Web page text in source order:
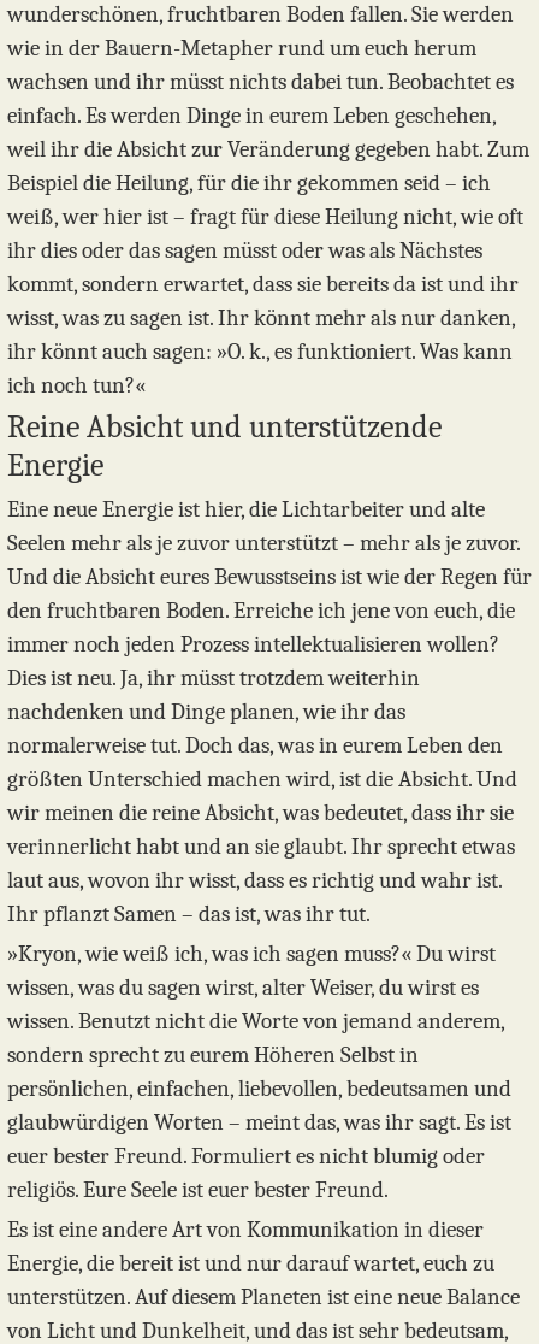
wunderschönen, fruchtbaren Boden fallen. Sie werden
wie in der Bauern-Metapher rund um euch herum
wachsen und ihr müsst nichts dabei tun. Beobachtet es
einfach. Es werden Dinge in eurem Leben geschehen,
weil ihr die Absicht zur Veränderung gegeben habt. Zum
Beispiel die Heilung, für die ihr gekommen seid – ich
weiß, wer hier ist – fragt für diese Heilung nicht, wie oft
ihr dies oder das sagen müsst oder was als Nächstes
kommt, sondern erwartet, dass sie bereits da ist und ihr
wisst, was zu sagen ist. Ihr könnt mehr als nur danken,
ihr könnt auch sagen: »O. k., es funktioniert. Was kann
ich noch tun?«
Reine Absicht und unterstützende
Energie
Eine neue Energie ist hier, die Lichtarbeiter und alte
Seelen mehr als je zuvor unterstützt – mehr als je zuvor.
Und die Absicht eures Bewusstseins ist wie der Regen für
den fruchtbaren Boden. Erreiche ich jene von euch, die
immer noch jeden Prozess intellektualisieren wollen?
Dies ist neu. Ja, ihr müsst trotzdem weiterhin
nachdenken und Dinge planen, wie ihr das
normalerweise tut. Doch das, was in eurem Leben den
größten Unterschied machen wird, ist die Absicht. Und
wir meinen die reine Absicht, was bedeutet, dass ihr sie
verinnerlicht habt und an sie glaubt. Ihr sprecht etwas
laut aus, wovon ihr wisst, dass es richtig und wahr ist.
Ihr pflanzt Samen – das ist, was ihr tut.
»Kryon, wie weiß ich, was ich sagen muss?« Du wirst
wissen, was du sagen wirst, alter Weiser, du wirst es
wissen. Benutzt nicht die Worte von jemand anderem,
sondern sprecht zu eurem Höheren Selbst in
persönlichen, einfachen, liebevollen, bedeutsamen und
glaubwürdigen Worten – meint das, was ihr sagt. Es ist
euer bester Freund. Formuliert es nicht blumig oder
religiös. Eure Seele ist euer bester Freund.
Es ist eine andere Art von Kommunikation in dieser
Energie, die bereit ist und nur darauf wartet, euch zu
unterstützen. Auf diesem Planeten ist eine neue Balance
von Licht und Dunkelheit, und das ist sehr bedeutsam,